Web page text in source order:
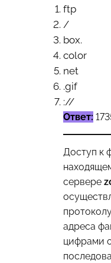
ftp
/
box.
color
net
.gif
://
Ответ:
Доступ к
сервере
адреса
цифрами